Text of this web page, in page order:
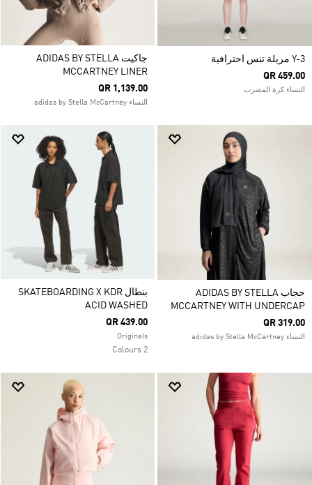
Y-3 مريلة تنس احترافية
QR 459.00
النساء كرة المضرب
جاكيت ADIDAS BY STELLA
MCCARTNEY LINER
QR 1,139.00
النساء adidas by Stella McCartney
حجاب ADIDAS BY STELLA
MCCARTNEY WITH UNDERCAP
QR 319.00
النساء adidas by Stella McCartney
بنطال SKATEBOARDING X KDR
ACID WASHED
QR 439.00
Originals
2 Colours